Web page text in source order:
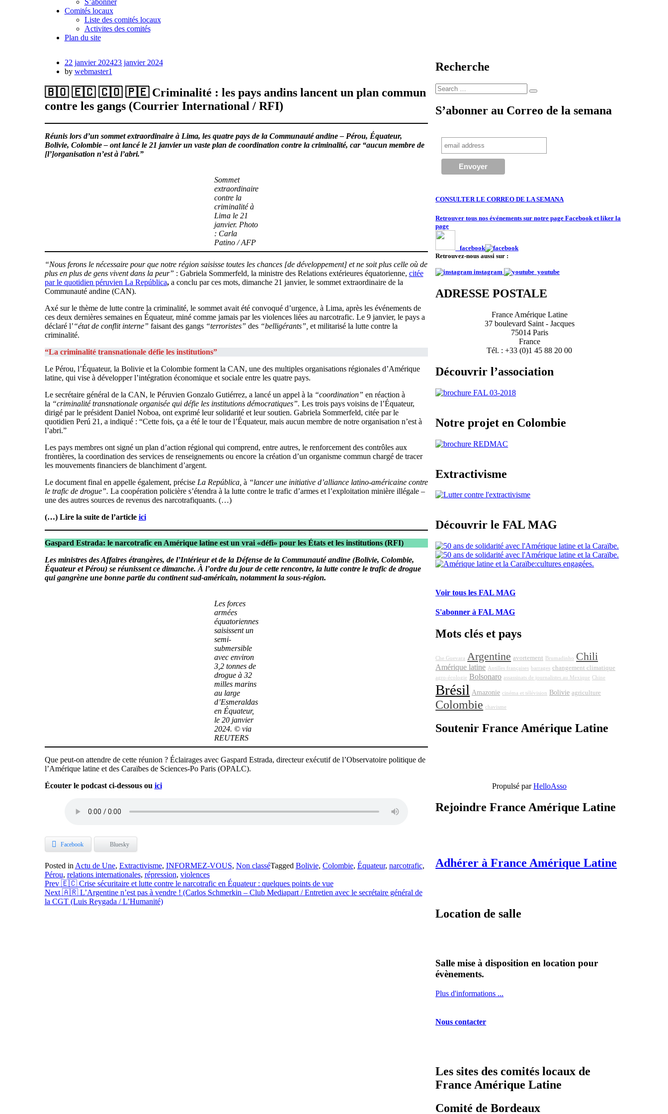
S’abonner
Comités locaux
Liste des comités locaux
Activites des comités
Plan du site
Posted
on
22 janvier 202423 janvier 2024
by webmaster1
🇧🇴 🇪🇨 🇨🇴 🇵🇪 Criminalité : les pays andins lancent un plan commun
contre les gangs (Courrier International / RFI)
Réunis lors d’un sommet extraordinaire à Lima, les quatre pays de la Communauté andine – Pérou, Équateur,
Bolivie, Colombie – ont lancé le 21 janvier un vaste plan de coordination contre la criminalité, car “aucun membre de
[l’]organisation n’est à l’abri.”
Sommet
extraordinaire
contre la
criminalité à
Lima le 21
janvier. Photo
: Carla
Patino / AFP
“Nous ferons le nécessaire pour que notre région saisisse toutes les chances [de développement] et ne soit plus celle où de
plus en plus de gens vivent dans la peur” : Gabriela Sommerfeld, la ministre des Relations extérieures équatorienne, citée
par le quotidien péruvien La República,a conclu par ces mots, dimanche 21 janvier, le sommet extraordinaire de la
Communauté andine (CAN).
Axé sur le thème de lutte contre la criminalité, le sommet avait été convoqué d’urgence, à Lima, après les événements de
ces deux dernières semaines en Équateur, miné comme jamais par les violences liées au narcotrafic. Le 9 janvier, le pays a
déclaré l’“état de conflit interne” faisant des gangs “terroristes” des “belligérants”, et militarisé la lutte contre la
criminalité.
“La criminalité transnationale défie les institutions”
Le Pérou, l’Équateur, la Bolivie et la Colombie forment la CAN, une des multiples organisations régionales d’Amérique
latine, qui vise à développer l’intégration économique et sociale entre les quatre pays.
Le secrétaire général de la CAN, le Péruvien Gonzalo Gutiérrez, a lancé un appel à la “coordination” en réaction à
la “criminalité transnationale organisée qui défie les institutions démocratiques”. Les trois pays voisins de l’Équateur,
dirigé par le président Daniel Noboa, ont exprimé leur solidarité et leur soutien. Gabriela Sommerfeld, citée par le
quotidien Perú 21, a indiqué : “Cette fois, ça a été le tour de l’Équateur, mais aucun membre de notre organisation n’est à
l’abri.”
Les pays membres ont signé un plan d’action régional qui comprend, entre autres, le renforcement des contrôles aux
frontières, la coordination des services de renseignements ou encore la création d’un organisme commun chargé de tracer
les mouvements financiers de blanchiment d’argent.
Le document final en appelle également, précise La República, à “lancer une initiative d’alliance latino-américaine contre
le trafic de drogue”. La coopération policière s’étendra à la lutte contre le trafic d’armes et l’exploitation minière illégale –
une des autres sources de revenus des narcotrafiquants. (…)
(…) Lire la suite de l’article ici
Gaspard Estrada: le narcotrafic en Amérique latine est un vrai «défi» pour les États et les institutions (RFI)
Les ministres des Affaires étrangères, de l’Intérieur et de la Défense de la Communauté andine (Bolivie, Colombie,
Équateur et Pérou) se réunissent ce dimanche. À l’ordre du jour de cette rencontre, la lutte contre le trafic de drogue
qui gangrène une bonne partie du continent sud-américain, notamment la sous-région.
Les forces
armées
équatoriennes
saisissent un
semi-
submersible
avec environ
3,2 tonnes de
drogue à 32
milles marins
au large
d’Esmeraldas
en Équateur,
le 20 janvier
2024. © via
REUTERS
Que peut-on attendre de cette réunion ? Éclairages avec Gaspard Estrada, directeur exécutif de l’Observatoire politique de
l’Amérique latine et des Caraïbes de Sciences-Po Paris (OPALC).
Écouter le podcast ci-dessous ou ici
Facebook Bluesky
Posted in Actu de Une, Extractivisme, INFORMEZ-VOUS, Non classéTagged Bolivie, Colombie, Équateur, narcotrafic,
Pérou, relations internationales, répression, violences
Navigation
de
Prev 🇪🇨 Crise sécuritaire et lutte contre le narcotrafic en Équateur : quelques points de vue
Next 🇦🇷 L’Argentine n’est pas à vendre ! (Carlos Schmerkin – Club Mediapart / Entretien avec le secrétaire général de
la CGT (Luis Reygada / L’Humanité)
Recherche
Search
for:
Search
S’abonner au Correo de la semana
CONSULTER LE CORREO DE LA SEMANA
Retrouver tous nos événements sur notre page Facebook et liker la
page
facebook
Retrouvez-nous aussi sur :
instagram youtube
ADRESSE POSTALE
France Amérique Latine
37 boulevard Saint - Jacques
75014 Paris
France
Tél. : +33 (0)1 45 88 20 00
Découvrir l’association
Notre projet en Colombie
Extractivisme
Découvrir le FAL MAG
Voir tous les FAL MAG
S'abonner à FAL MAG
Mots clés et pays
Che Guevara Argentine avortement Brumadinho Chili
Amérique latine Antilles françaises barrages changement climatique
agro-écologie Bolsonaro assassinats de journalistes au Mexique Chine
Brésil Amazonie cinéma et télévision Bolivie agriculture
Colombie chavisme
Soutenir France Amérique Latine
Propulsé parHelloAsso
Rejoindre France Amérique Latine
Adhérer à France Amérique Latine
Location de salle
Salle mise à disposition en location pour
évènements.
Plus d'informations ...
Nous contacter
Les sites des comités locaux de
France Amérique Latine
Comité de Bordeaux